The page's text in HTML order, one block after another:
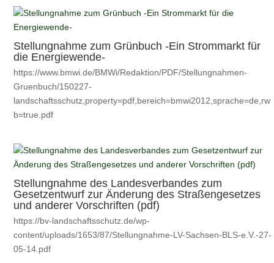
Stellungnahme zum Grünbuch -Ein Strommarkt für
die Energiewende-
https://www.bmwi.de/BMWi/Redaktion/PDF/Stellungnahmen-
Gruenbuch/150227-
landschaftsschutz,property=pdf,bereich=bmwi2012,sprache=de,rw
b=true.pdf
Stellungnahme des Landesverbandes zum
Gesetzentwurf zur Änderung des Straßengesetzes
und anderer Vorschriften (pdf)
https://bv-landschaftsschutz.de/wp-
content/uploads/1653/87/Stellungnahme-LV-Sachsen-BLS-e.V.-27-
05-14.pdf